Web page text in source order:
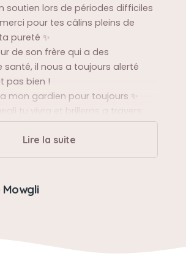
soutien lors de périodes difficiles
pour tes câlins pleins de
pureté ✨️
de son frère qui a des
santé, il nous a toujours alerté
pas bien !
mon gardien pour toujours ✨️
tu vivra et brilleras a travers
énormément ✨️🤍
frais sur la terrasse perché sur
les passants dans la rue, une
Lire la suite
Mowgli